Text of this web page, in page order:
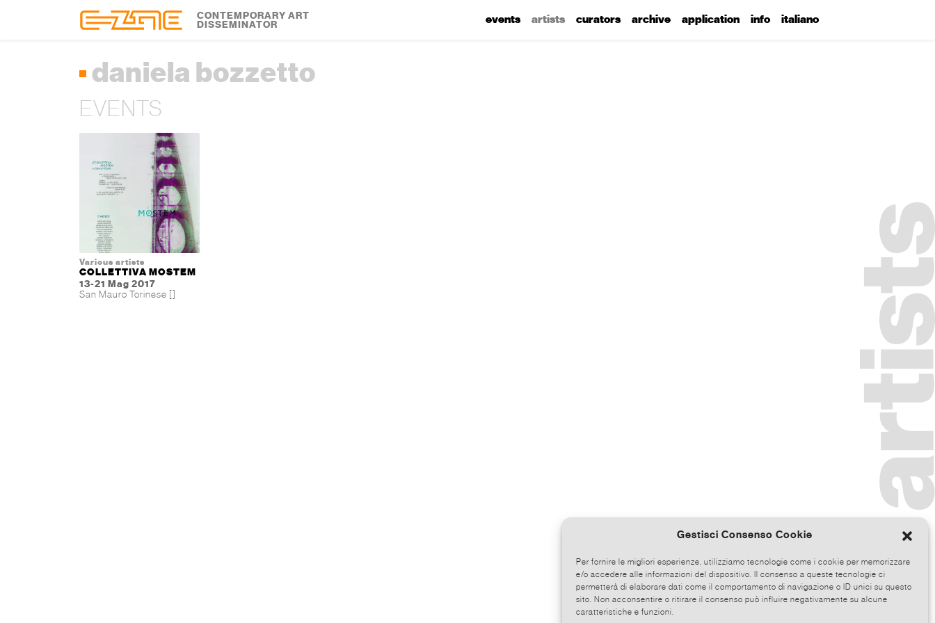
Gestisci Consenso Cookie
Per fornire le migliori esperienze, utilizziamo tecnologie come i cookie per memorizzare
e/o accedere alle informazioni del dispositivo. Il consenso a queste tecnologie ci
permetterà di elaborare dati come il comportamento di navigazione o ID unici su questo
sito. Non acconsentire o ritirare il consenso può influire negativamente su alcune
caratteristiche e funzioni.
CONTEMPORARY ART
DISSEMINATOR events artists curators archive application info italiano
daniela bozzetto
EVENTS
Various artists
COLLETTIVA MOSTEM
13-21 Mag 2017
San Mauro Torinese []